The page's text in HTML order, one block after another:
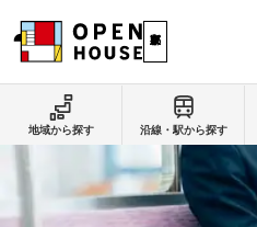
地域から探す 沿線・駅から探す